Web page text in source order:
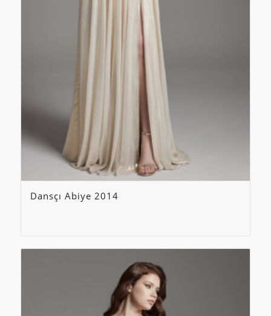
Dansçı Abiye 2014